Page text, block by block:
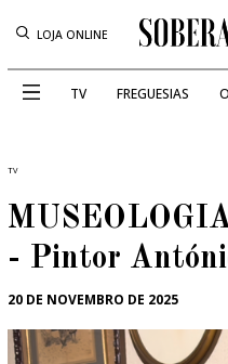
LOJA ONLINE
TV FREGUESIAS
TV
- Pintor
20 DE NOVEMBRO DE 2025